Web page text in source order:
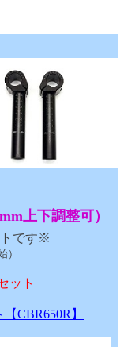
上下調整可）
です※
）
ット
CBR650R】